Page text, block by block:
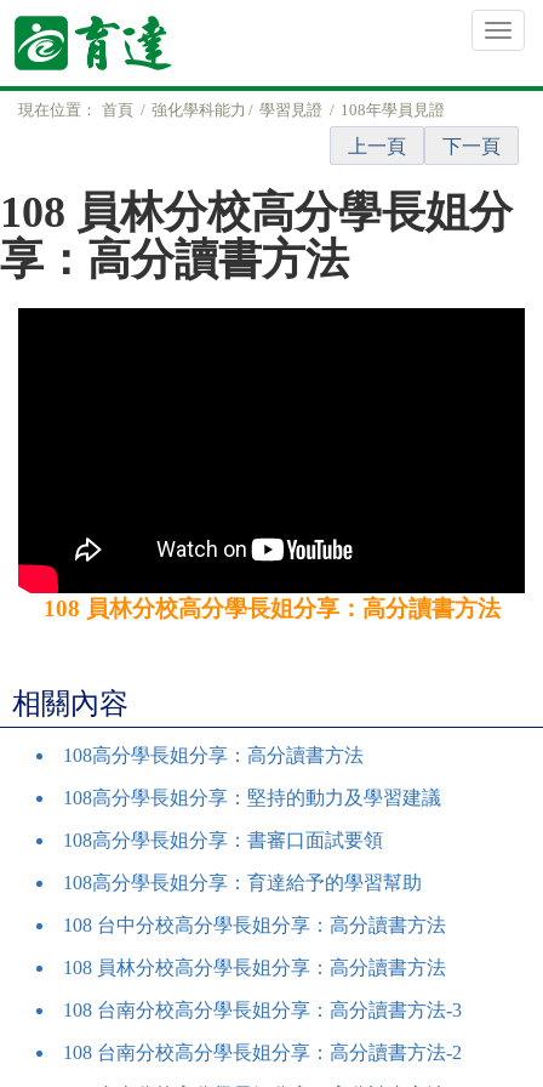
現在位置： 首頁 強化學科能力 學習見證 108年學員見證
上一頁 下一頁
108 員林分校高分學長姐分
享：高分讀書方法
108 員林分校高分學長姐分享：高分讀書方法
相關內容
108高分學長姐分享：高分讀書方法
108高分學長姐分享：堅持的動力及學習建議
108高分學長姐分享：書審口面試要領
108高分學長姐分享：育達給予的學習幫助
108 台中分校高分學長姐分享：高分讀書方法
108 員林分校高分學長姐分享：高分讀書方法
108 台南分校高分學長姐分享：高分讀書方法-3
108 台南分校高分學長姐分享：高分讀書方法-2